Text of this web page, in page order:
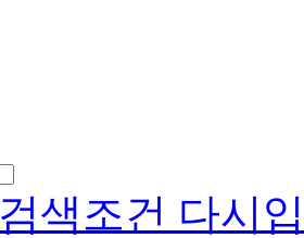
검색조건 다시